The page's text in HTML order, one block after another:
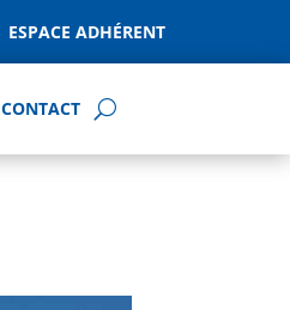
ESPACE ADHÉRENT
CONTACT